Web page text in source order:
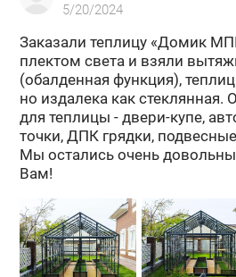
5/20/2024
За­ка­за­ли теп­ли­цу «Домик
плек­том света и взяли
(обал­ден­ная функ­ция),
но из­да­ле­ка как стек­лян­ная.
для теп­ли­цы - двери-​купе,
точ­ки, ДПК гряд­ки,
Мы оста­лись очень
Вам!